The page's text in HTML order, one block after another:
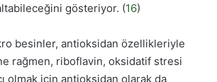
gösteriyor. (16)
besinler, antioksidan özellikleriyle
rağmen, riboflavin, oksidatif stresi
olmak için antioksidan olarak da